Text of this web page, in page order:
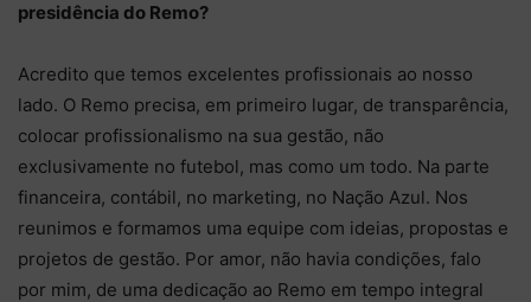
presidência do Remo?
Acredito que temos excelentes profissionais ao nosso
lado. O Remo precisa, em primeiro lugar, de transparência,
colocar profissionalismo na sua gestão, não
exclusivamente no futebol, mas como um todo. Na parte
financeira, contábil, no marketing, no Nação Azul. Nos
reunimos e formamos uma equipe com ideias, propostas e
projetos de gestão. Por amor, não havia condições, falo
por mim, de uma dedicação ao Remo em tempo integral